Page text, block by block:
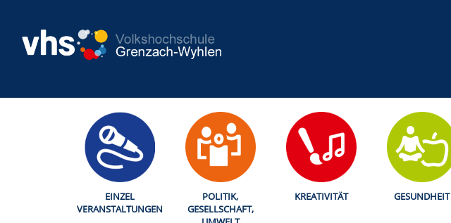
EINZEL
VERANSTALTUNGEN
POLITIK,
GESELLSCHAFT,
KREATIVITÄT GESUNDHEIT